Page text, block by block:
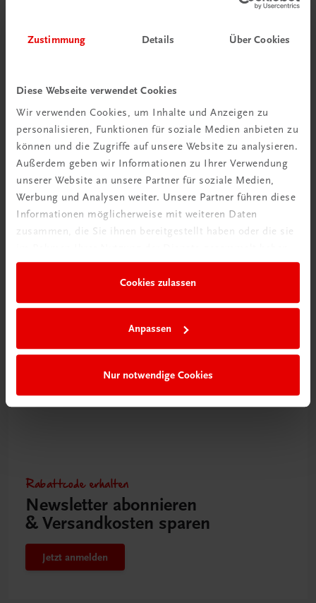
Zustimmung Details Über Cookies
Diese Webseite verwendet Cookies
Wir verwenden Cookies, um Inhalte und Anzeigen zu
personalisieren, Funktionen für soziale Medien anbieten zu
können und die Zugriffe auf unsere Website zu analysieren.
Außerdem geben wir Informationen zu Ihrer Verwendung
unserer Website an unsere Partner für soziale Medien,
Werbung und Analysen weiter. Unsere Partner führen diese
Informationen möglicherweise mit weiteren Daten
zusammen, die Sie ihnen bereitgestellt haben oder die sie
Cookies zulassen
Anpassen
Nur notwendige Cookies
Süße Kunst
Rabattcode erhalten
Newsletter abonnieren
& Versandkosten sparen
Jetzt anmelden